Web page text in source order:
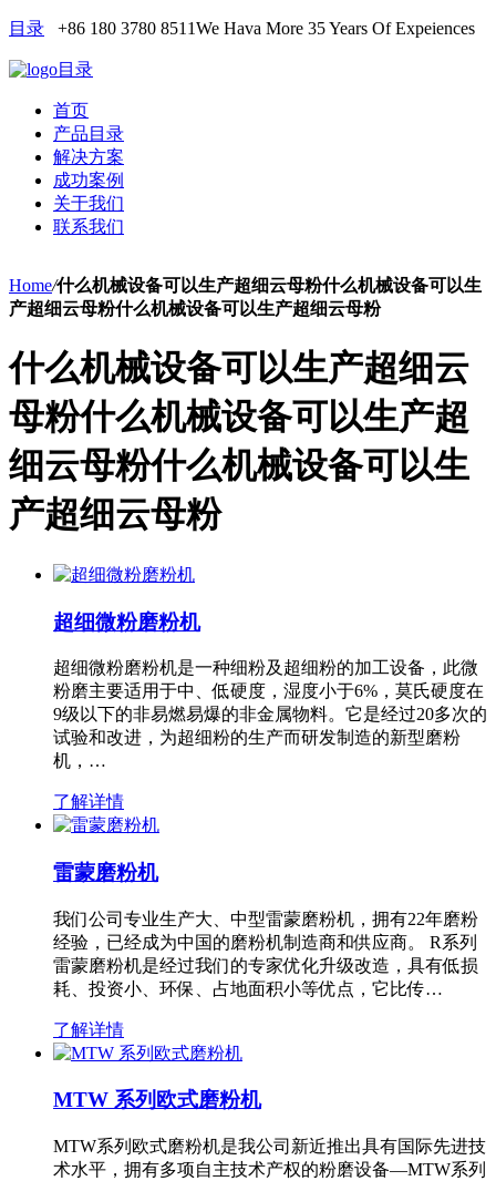
目录 +86 180 3780 8511We Hava More 35 Years Of Expeiences
目录
首页
产品目录
解决方案
成功案例
关于我们
联系我们
Home/什么机械设备可以生产超细云母粉什么机械设备可以生
产超细云母粉什么机械设备可以生产超细云母粉
什么机械设备可以生产超细云
母粉什么机械设备可以生产超
细云母粉什么机械设备可以生
产超细云母粉
超细微粉磨粉机
超细微粉磨粉机是一种细粉及超细粉的加工设备，此微
粉磨主要适用于中、低硬度，湿度小于6%，莫氏硬度在
9级以下的非易燃易爆的非金属物料。它是经过20多次的
试验和改进，为超细粉的生产而研发制造的新型磨粉
机，…
了解详情
雷蒙磨粉机
我们公司专业生产大、中型雷蒙磨粉机，拥有22年磨粉
经验，已经成为中国的磨粉机制造商和供应商。 R系列
雷蒙磨粉机是经过我们的专家优化升级改造，具有低损
耗、投资小、环保、占地面积小等优点，它比传…
了解详情
MTW 系列欧式磨粉机
MTW系列欧式磨粉机是我公司新近推出具有国际先进技
术水平，拥有多项自主技术产权的粉磨设备—MTW系列